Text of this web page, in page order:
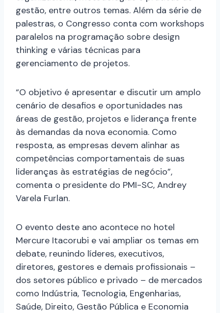
gestão, entre outros temas. Além da série de
palestras, o Congresso conta com workshops
paralelos na programação sobre design
thinking e várias técnicas para
gerenciamento de projetos.
“O objetivo é apresentar e discutir um amplo
cenário de desafios e oportunidades nas
áreas de gestão, projetos e liderança frente
às demandas da nova economia. Como
resposta, as empresas devem alinhar as
competências comportamentais de suas
lideranças às estratégias de negócio”,
comenta o presidente do PMI-SC, Andrey
Varela Furlan.
O evento deste ano acontece no hotel
Mercure Itacorubi e vai ampliar os temas em
debate, reunindo líderes, executivos,
diretores, gestores e demais profissionais –
dos setores público e privado – de mercados
como Indústria, Tecnologia, Engenharias,
Saúde, Direito, Gestão Pública e Economia